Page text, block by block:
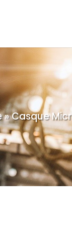
»Casque